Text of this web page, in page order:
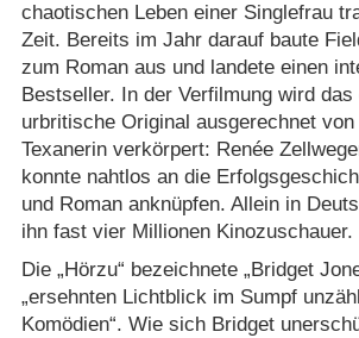
chaotischen Leben einer Singlefrau
Zeit. Bereits im Jahr darauf baute
zum Roman aus und landete einen
Bestseller. In der Verfilmung wird das
urbritische Original ausgerechnet
Texanerin verkörpert: Renée
konnte nahtlos an die
und Roman anknüpfen. Allein in
ihn fast vier Millionen Kinozuschauer.
Die „Hörzu“ bezeichnete „Bridget
„ersehnten Lichtblick im Sumpf
Komödien“. Wie sich Bridget